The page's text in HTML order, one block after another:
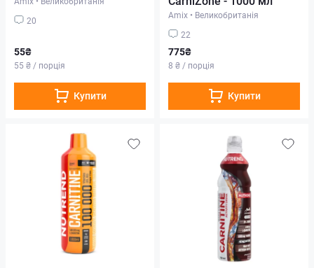
20
55₴
55 ₴ / порція
Купити
Amix • Великобританія
22
775₴
8 ₴ / порція
Купити